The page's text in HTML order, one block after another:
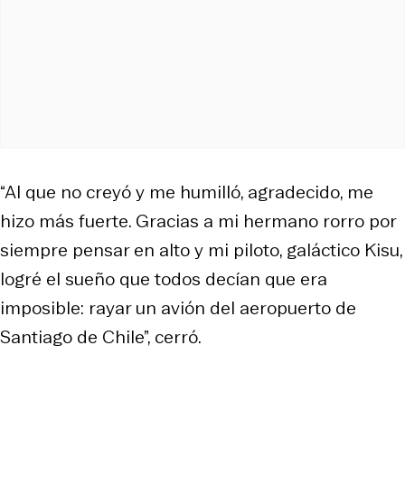
“Al que no creyó y me humilló, agradecido, me
hizo más fuerte. Gracias a mi hermano rorro por
siempre pensar en alto y mi piloto, galáctico Kisu,
logré el sueño que todos decían que era
imposible: rayar un avión del aeropuerto de
Santiago de Chile”, cerró.